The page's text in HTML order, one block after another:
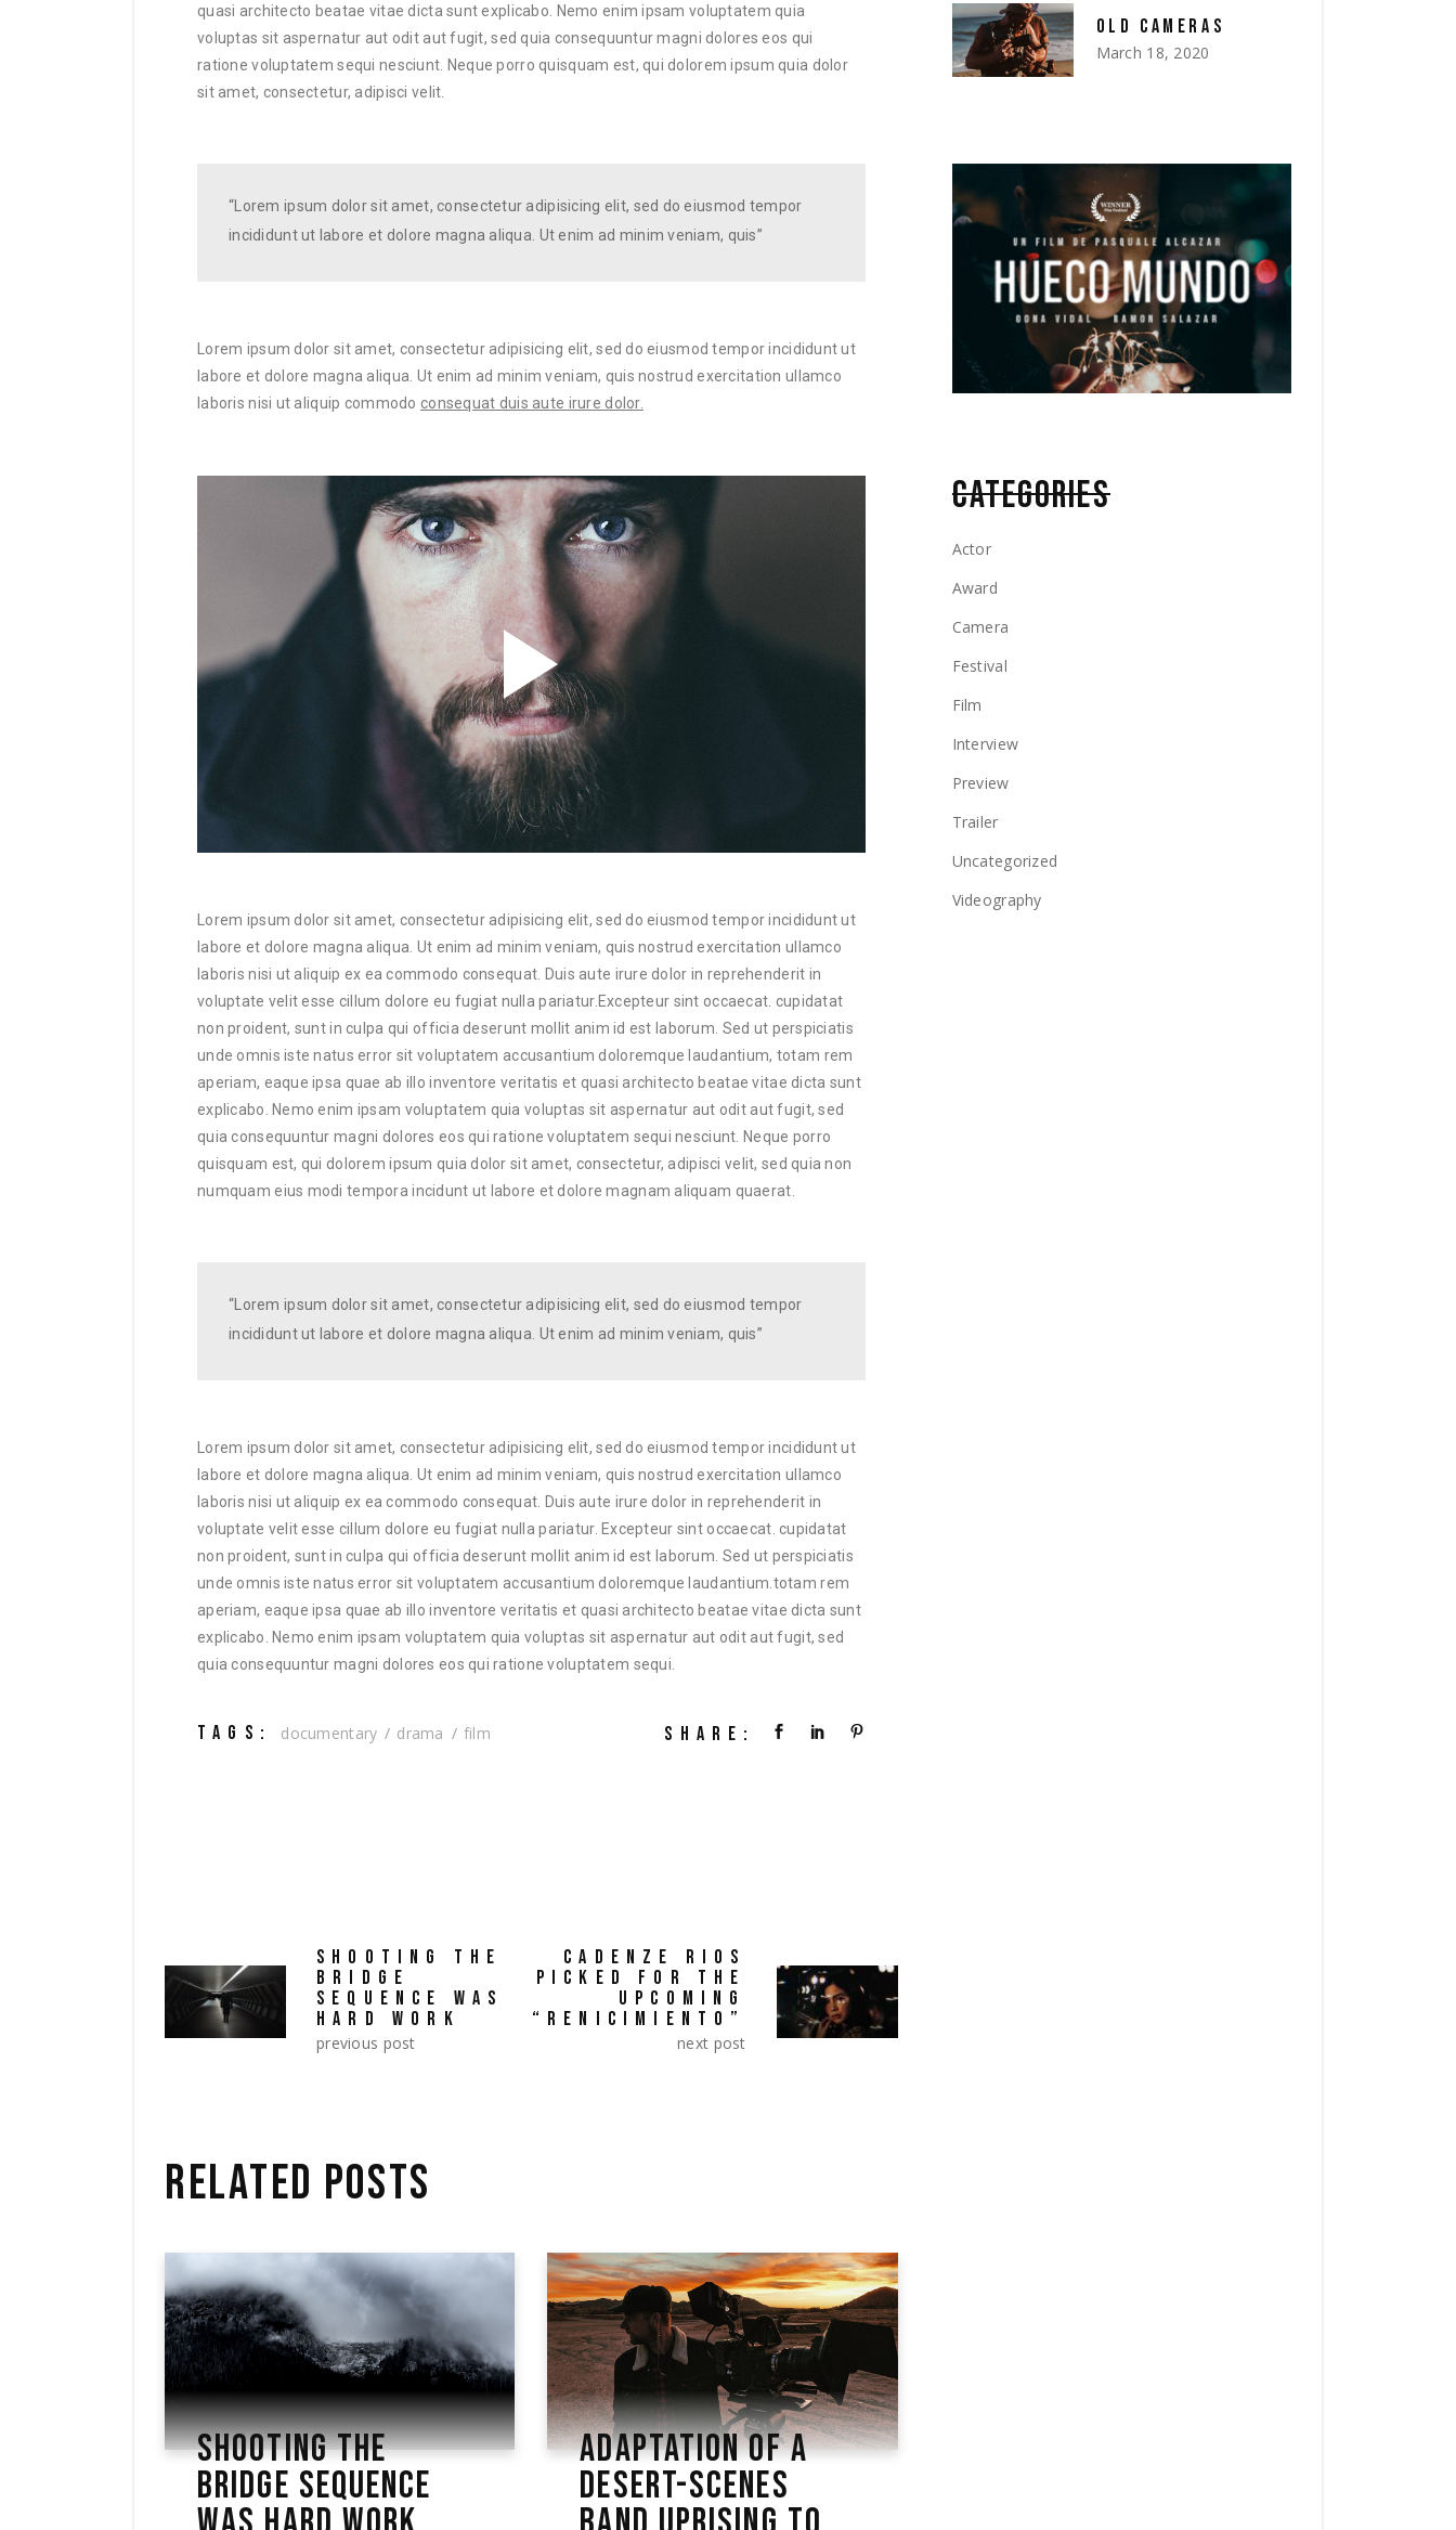
quasi architecto beatae vitae dicta sunt explicabo. Nemo enim ipsam voluptatem quia
voluptas sit aspernatur aut odit aut fugit, sed quia consequuntur magni dolores eos qui
ratione voluptatem sequi nesciunt. Neque porro quisquam est, qui dolorem ipsum quia dolor
sit amet, consectetur, adipisci velit.
“Lorem ipsum dolor sit amet, consectetur adipisicing elit, sed do eiusmod tempor
incididunt ut labore et dolore magna aliqua. Ut enim ad minim veniam, quis”
Lorem ipsum dolor sit amet, consectetur adipisicing elit, sed do eiusmod tempor incididunt ut
labore et dolore magna aliqua. Ut enim ad minim veniam, quis nostrud exercitation ullamco
laboris nisi ut aliquip commodo consequat duis aute irure dolor.
Lorem ipsum dolor sit amet, consectetur adipisicing elit, sed do eiusmod tempor incididunt ut
labore et dolore magna aliqua. Ut enim ad minim veniam, quis nostrud exercitation ullamco
laboris nisi ut aliquip ex ea commodo consequat. Duis aute irure dolor in reprehenderit in
voluptate velit esse cillum dolore eu fugiat nulla pariatur.Excepteur sint occaecat. cupidatat
non proident, sunt in culpa qui officia deserunt mollit anim id est laborum. Sed ut perspiciatis
unde omnis iste natus error sit voluptatem accusantium doloremque laudantium, totam rem
aperiam, eaque ipsa quae ab illo inventore veritatis et quasi architecto beatae vitae dicta sunt
explicabo. Nemo enim ipsam voluptatem quia voluptas sit aspernatur aut odit aut fugit, sed
quia consequuntur magni dolores eos qui ratione voluptatem sequi nesciunt. Neque porro
quisquam est, qui dolorem ipsum quia dolor sit amet, consectetur, adipisci velit, sed quia non
numquam eius modi tempora incidunt ut labore et dolore magnam aliquam quaerat.
“Lorem ipsum dolor sit amet, consectetur adipisicing elit, sed do eiusmod tempor
incididunt ut labore et dolore magna aliqua. Ut enim ad minim veniam, quis”
Lorem ipsum dolor sit amet, consectetur adipisicing elit, sed do eiusmod tempor incididunt ut
labore et dolore magna aliqua. Ut enim ad minim veniam, quis nostrud exercitation ullamco
laboris nisi ut aliquip ex ea commodo consequat. Duis aute irure dolor in reprehenderit in
voluptate velit esse cillum dolore eu fugiat nulla pariatur. Excepteur sint occaecat. cupidatat
non proident, sunt in culpa qui officia deserunt mollit anim id est laborum. Sed ut perspiciatis
unde omnis iste natus error sit voluptatem accusantium doloremque laudantium.totam rem
aperiam, eaque ipsa quae ab illo inventore veritatis et quasi architecto beatae vitae dicta sunt
explicabo. Nemo enim ipsam voluptatem quia voluptas sit aspernatur aut odit aut fugit, sed
quia consequuntur magni dolores eos qui ratione voluptatem sequi.
TAGS: documentary drama film SHARE:
SHOOTING THE
BRIDGE
SEQUENCE WAS
HARD WORK
previous post
CADENZE RIOS
PICKED FOR THE
UPCOMING
“RENICIMIENTO”
next post
RELATED POSTS
SHOOTING THE
BRIDGE SEQUENCE
ADAPTATION OF A
DESERT-SCENES
OLD CAMERAS
March 18, 2020
CATEGORIES
Actor
Award
Camera
Festival
Film
Interview
Preview
Trailer
Uncategorized
Videography